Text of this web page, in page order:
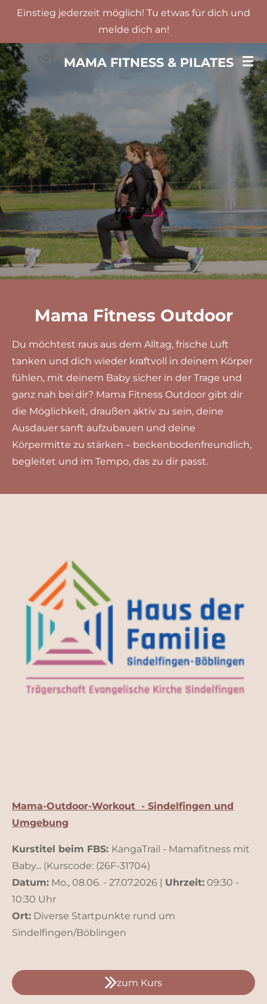
Zum
springen
MAMA FITNESS & PILATES
Einstieg jederzeit möglich! Tu etwas für dich und
melde dich an!
Mama Fitness Outdoor
Du möchtest raus aus dem Alltag, frische Luft
tanken und dich wieder kraftvoll in deinem Körper
fühlen, mit deinem Baby sicher in der Trage und
ganz nah bei dir? Mama Fitness Outdoor gibt dir
die Möglichkeit, draußen aktiv zu sein, deine
Ausdauer sanft aufzubauen und deine
Körpermitte zu stärken – beckenbodenfreundlich,
begleitet und im Tempo, das zu dir passt.
Mama-Outdoor-Workout - Sindelfingen und
Umgebung
Kurstitel beim FBS: KangaTrail - Mamafitness mit
Baby... (Kurscode: (26F-31704)
Datum: Mo., 08.06. - 27.07.2026 | Uhrzeit: 09:30 -
10:30 Uhr
Ort: Diverse Startpunkte rund um
Sindelfingen/Böblingen
zum Kurs